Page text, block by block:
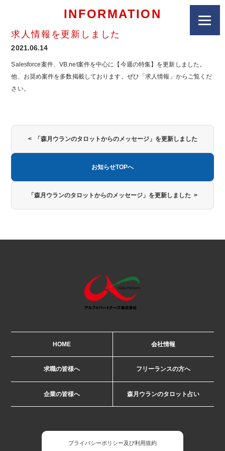
INFORMATION
求人情報を更新しました
2021.06.14
Salesforce案件、VB.net案件を中心に【今週の特集】を更新しました。
他、お奨め案件を多数掲載しております。ぜひ「求人情報」からご覧くだ
さい。
< 「森月ウランのタロットからのメッセージ」を更新しました
お知らせTOPへ
「森月ウランのタロットからのメッセージ」を更新しました >
HOME 会社情報
求職の皆様へ フリーランスの方へ
企業の皆様へ 森月ウランのタロット占い
プライバシーポリシー及び利用規約